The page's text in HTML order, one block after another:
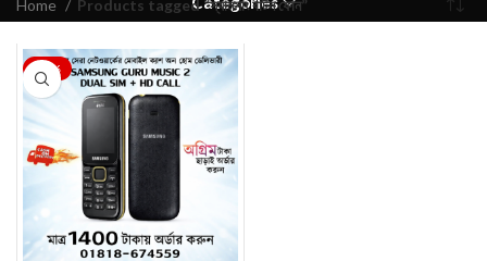
Home Products tagged “স্যামসাং বাটন ফোন”
-22%